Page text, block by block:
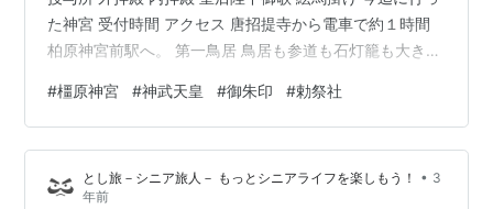
た神宮 受付時間 アクセス 唐招提寺から電車で約１時間
柏原神宮前駅へ。 第一鳥居 鳥居も参道も石灯籠も大きす
ます。 参道もこの広さ。 kashiharajingu.or.jp 第二鳥居
kashiharajingu.or.jp 南手水舎 北手水舎 南神門
kashiharajingu.or.jp 北神門 kashiharajingu.or.jp 授与所
南神門を潜ると直ぐ左…
#橿原神宮 #神武天皇 #御朱印 #勅祭社
とし旅－シニア旅人－ もっとシニアライフを楽しもう！ • 3
年前